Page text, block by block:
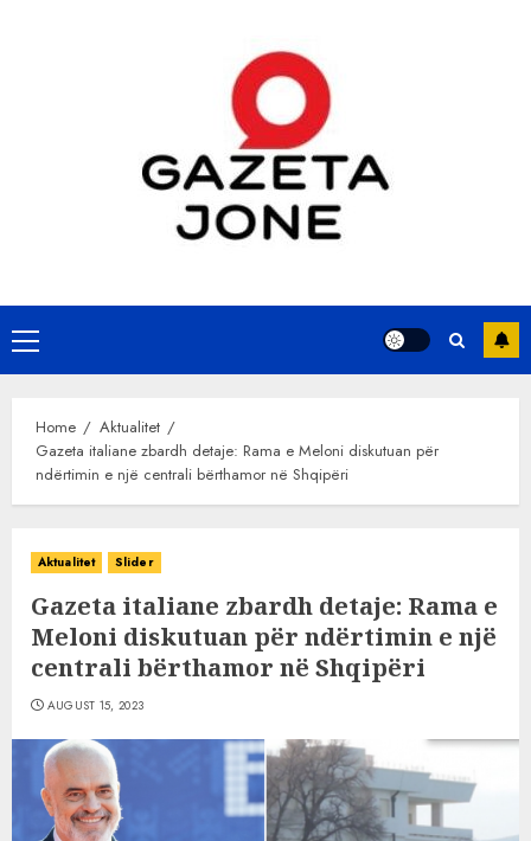
Primary
Menu
Home
Aktualitet
Gazeta italiane zbardh detaje: Rama e Meloni diskutuan për
ndërtimin e një centrali bërthamor në Shqipëri
Aktualitet Slider
Gazeta italiane zbardh detaje: Rama e
Meloni diskutuan për ndërtimin e një
centrali bërthamor në Shqipëri
AUGUST 15, 2023